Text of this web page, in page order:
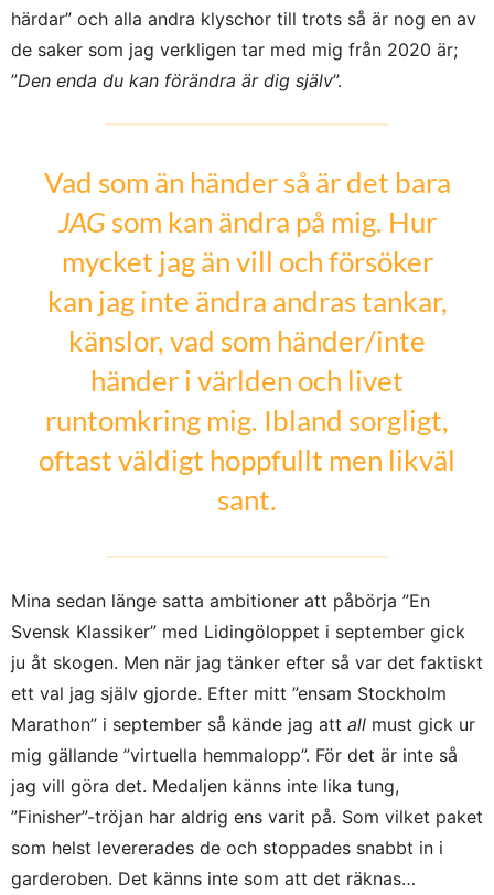
härdar” och alla andra klyschor till trots så är nog en av
de saker som jag verkligen tar med mig från 2020 är;
”Den enda du kan förändra är dig själv”.
Vad som än händer så är det bara
JAG som kan ändra på mig. Hur
mycket jag än vill och försöker
kan jag inte ändra andras tankar,
känslor, vad som händer/inte
händer i världen och livet
runtomkring mig. Ibland sorgligt,
oftast väldigt hoppfullt men likväl
sant.
Mina sedan länge satta ambitioner att påbörja ”En
Svensk Klassiker” med Lidingöloppet i september gick
ju åt skogen. Men när jag tänker efter så var det faktiskt
ett val jag själv gjorde. Efter mitt ”ensam Stockholm
Marathon” i september så kände jag att all must gick ur
mig gällande ”virtuella hemmalopp”. För det är inte så
jag vill göra det. Medaljen känns inte lika tung,
”Finisher”-tröjan har aldrig ens varit på. Som vilket paket
som helst levererades de och stoppades snabbt in i
garderoben. Det känns inte som att det räknas…